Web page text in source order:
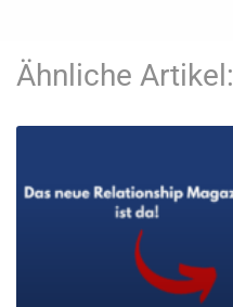
Ähnliche Artikel: